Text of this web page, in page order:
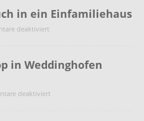
in ein Einfamiliehaus
deaktiviert
in Weddinghofen
deaktiviert